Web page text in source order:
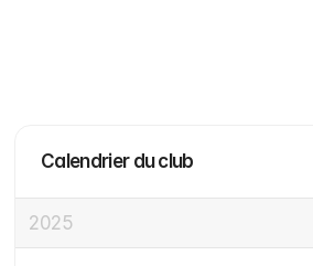
Calendrier du club
2025